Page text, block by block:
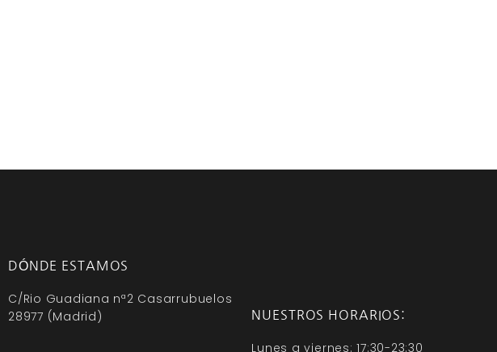
DÓNDE ESTAMOS
C/Rio Guadiana nª2 Casarrubuelos
28977 (Madrid)
NUESTROS HORARIOS:
Lunes a viernes: 17:30-23:30